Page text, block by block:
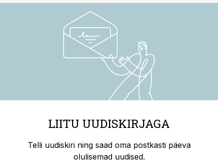
LIITU UUDISKIRJAGA
Telli uudiskiri ning saad oma postkasti päeva
olulisemad uudised.